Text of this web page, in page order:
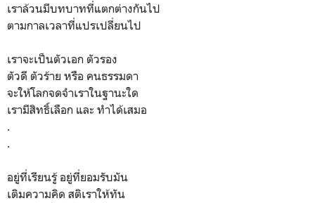
เราล้วนมีบทบาทที่แตกต่างกันไป
ตามกาลเวลาที่แปรเปลี่ยนไป
เราจะเป็นตัวเอก ตัวรอง
ตัวดี ตัวร้าย หรือ คนธรรมดา
จะให้โลกจดจำเราในฐานะใด
เรามีสิทธิ์เลือก และ ทำได้เสมอ
.
.
อยู่ที่เรียนรู้ อยู่ที่ยอมรับมัน
เติมความคิด สติเราให้ทัน